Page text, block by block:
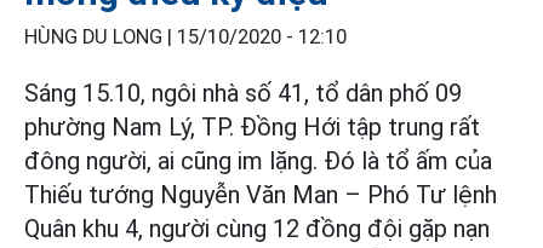
HÙNG DU LONG | 15/10/2020 - 12:10
Sáng 15.10, ngôi nhà số 41, tổ dân phố 09
phường Nam Lý, TP. Đồng Hới tập trung rất
đông người, ai cũng im lặng. Đó là tổ ấm của
Thiếu tướng Nguyễn Văn Man – Phó Tư lệnh
Quân khu 4, người cùng 12 đồng đội gặp nạn